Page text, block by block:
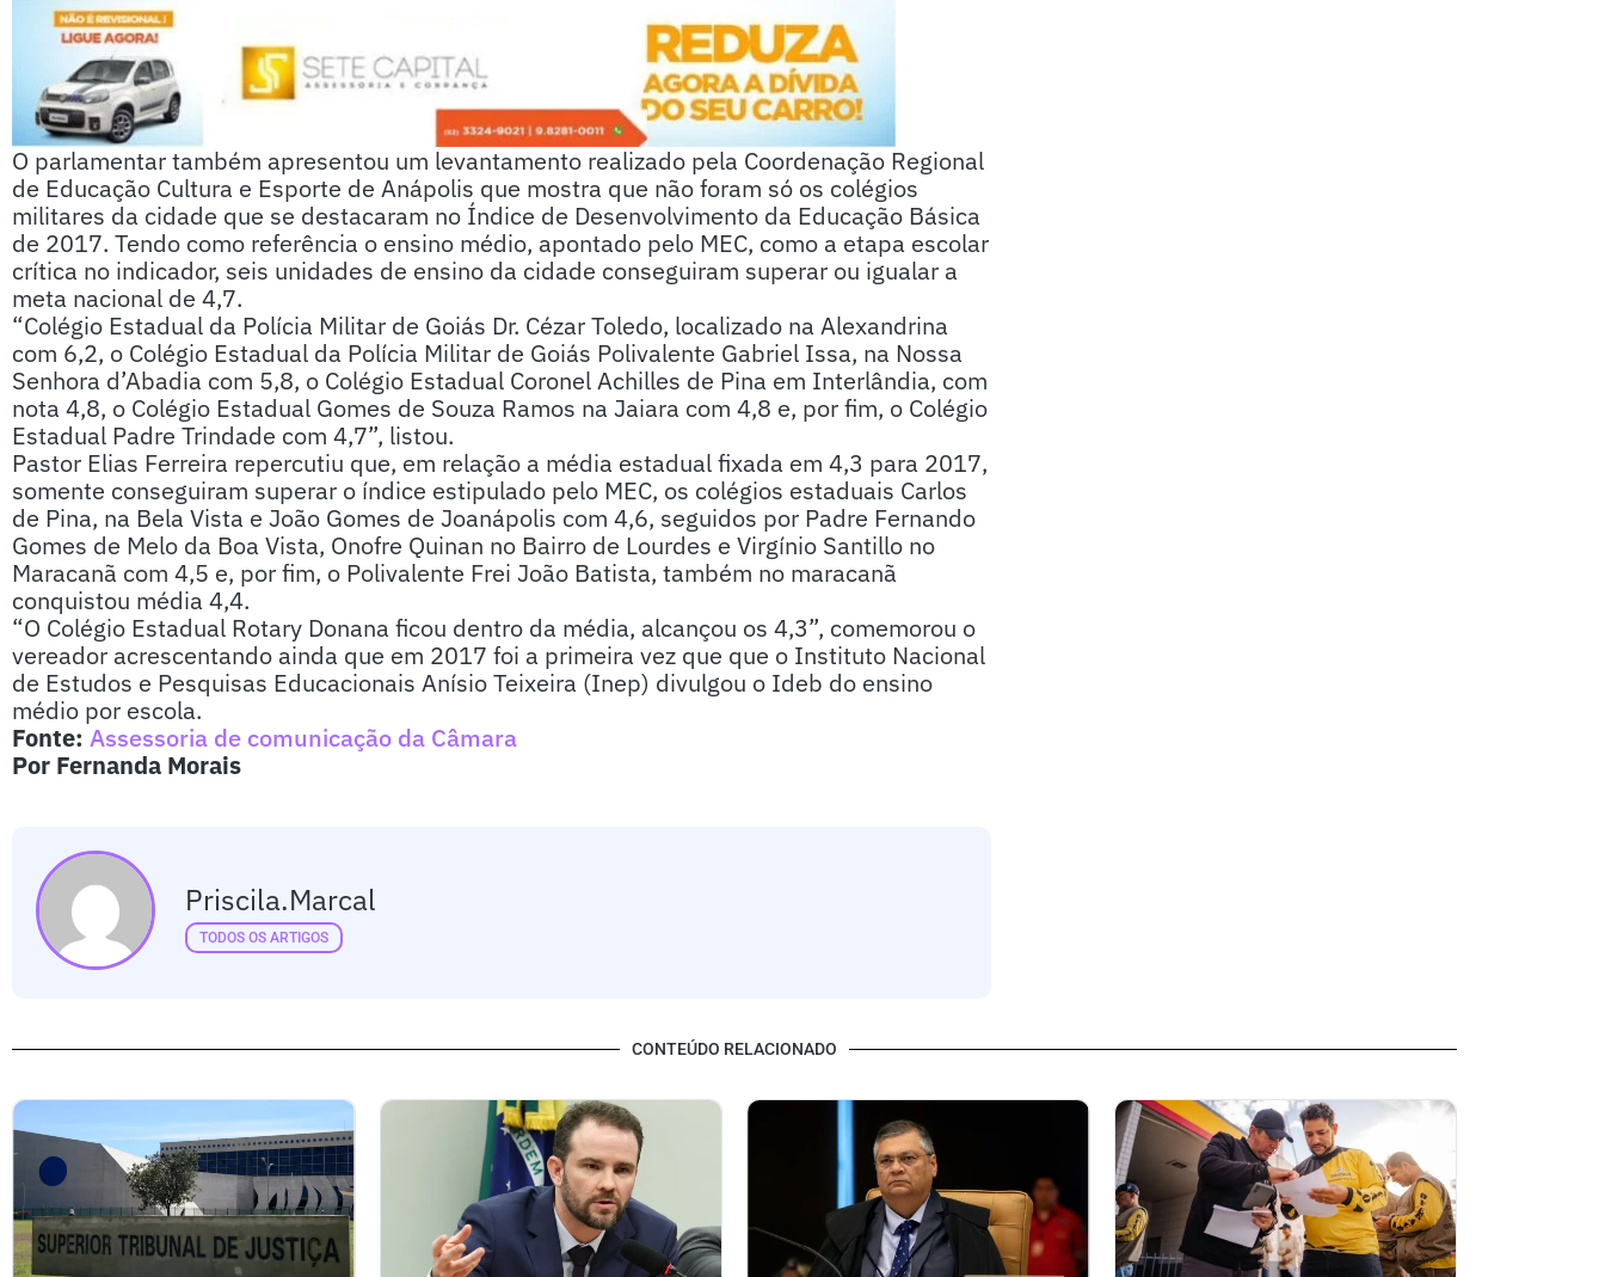
O parlamentar também apresentou um levantamento realizado pela Coordenação Regional
de Educação Cultura e Esporte de Anápolis que mostra que não foram só os colégios
militares da cidade que se destacaram no Índice de Desenvolvimento da Educação Básica
de 2017. Tendo como referência o ensino médio, apontado pelo MEC, como a etapa escolar
crítica no indicador, seis unidades de ensino da cidade conseguiram superar ou igualar a
meta nacional de 4,7.
“Colégio Estadual da Polícia Militar de Goiás Dr. Cézar Toledo, localizado na Alexandrina
com 6,2, o Colégio Estadual da Polícia Militar de Goiás Polivalente Gabriel Issa, na Nossa
Senhora d’Abadia com 5,8, o Colégio Estadual Coronel Achilles de Pina em Interlândia, com
nota 4,8, o Colégio Estadual Gomes de Souza Ramos na Jaiara com 4,8 e, por fim, o Colégio
Estadual Padre Trindade com 4,7”, listou.
Pastor Elias Ferreira repercutiu que, em relação a média estadual fixada em 4,3 para 2017,
somente conseguiram superar o índice estipulado pelo MEC, os colégios estaduais Carlos
de Pina, na Bela Vista e João Gomes de Joanápolis com 4,6, seguidos por Padre Fernando
Gomes de Melo da Boa Vista, Onofre Quinan no Bairro de Lourdes e Virgínio Santillo no
Maracanã com 4,5 e, por fim, o Polivalente Frei João Batista, também no maracanã
conquistou média 4,4.
“O Colégio Estadual Rotary Donana ficou dentro da média, alcançou os 4,3”, comemorou o
vereador acrescentando ainda que em 2017 foi a primeira vez que que o Instituto Nacional
de Estudos e Pesquisas Educacionais Anísio Teixeira (Inep) divulgou o Ideb do ensino
médio por escola.
Fonte: Assessoria de comunicação da Câmara
Por Fernanda Morais
Priscila.marcal
TODOS OS ARTIGOS
CONTEÚDO RELACIONADO